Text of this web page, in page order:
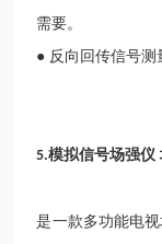
需要。
● 反向回传信号测
5.模拟信号场强仪
是一款多功能电